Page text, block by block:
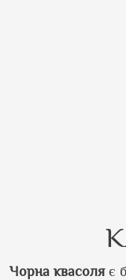
Чорна квасоляє